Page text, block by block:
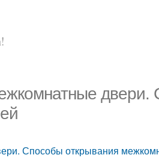
двери.
Способы открывания